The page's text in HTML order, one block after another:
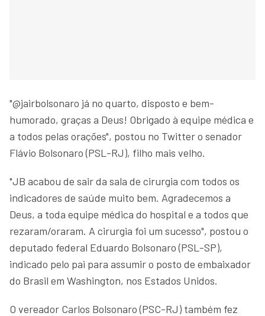
"@jairbolsonaro já no quarto, disposto e bem-
humorado, graças a Deus! Obrigado à equipe médica e
a todos pelas orações", postou no Twitter o senador
Flávio Bolsonaro (PSL-RJ), filho mais velho.
"JB acabou de sair da sala de cirurgia com todos os
indicadores de saúde muito bem. Agradecemos a
Deus, a toda equipe médica do hospital e a todos que
rezaram/oraram. A cirurgia foi um sucesso", postou o
deputado federal Eduardo Bolsonaro (PSL-SP),
indicado pelo pai para assumir o posto de embaixador
do Brasil em Washington, nos Estados Unidos.
O vereador Carlos Bolsonaro (PSC-RJ) também fez